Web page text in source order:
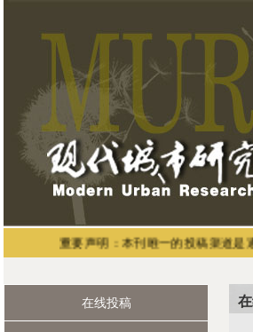
重要声明：本刊唯一的投稿渠道是
在线投稿